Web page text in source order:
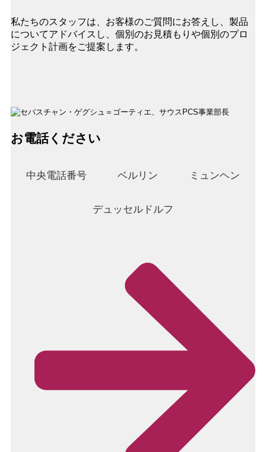
私たちのスタッフは、お客様のご質問にお答えし、製品
についてアドバイスし、個別のお見積もりや個別のプロ
ジェクト計画をご提案します。
お電話ください
中央電話番号 ベルリン ミュンヘン
デュッセルドルフ